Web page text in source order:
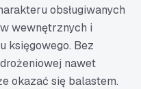
obsługiwanych
wewnętrznych i
księgowego. Bez
nawet
okazać się balastem.